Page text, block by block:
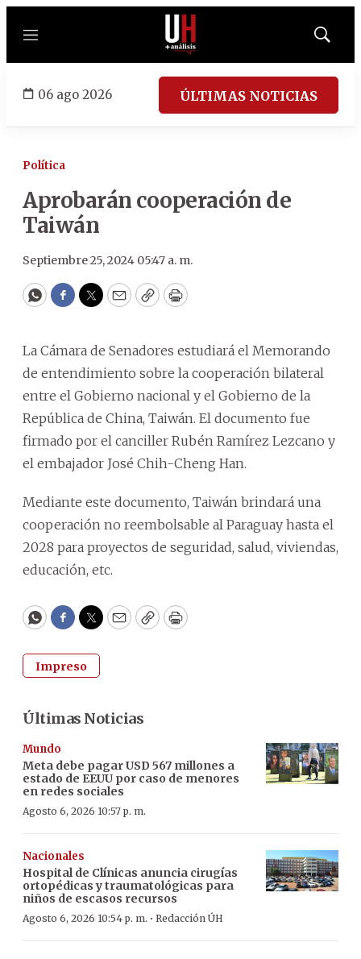
Menú
Mostrar
06 ago 2026 ÚLTIMAS NOTICIAS
Política
Aprobarán cooperación de
Taiwán
Septiembre 25, 2024 05:47 a. m.
WhatsApp
Facebook
Twitter
EmailCopyPrint
La Cámara de Senadores estudiará el Memorando
de entendimiento sobre la cooperación bilateral
entre el Gobierno nacional y el Gobierno de la
República de China, Taiwán. El documento fue
firmado por el canciller Rubén Ramírez Lezcano y
el embajador José Chih-Cheng Han.
Mediante este documento, Taiwán brindará una
cooperación no reembolsable al Paraguay hasta el
2028 para proyectos de seguridad, salud, viviendas,
educación, etc.
WhatsApp
Facebook
Twitter
EmailCopyPrint
Impreso
Últimas Noticias
Mundo
Meta debe pagar USD 567 millones a
estado de EEUU por caso de menores
en redes sociales
Agosto 6, 2026 10:57 p. m.
Nacionales
Hospital de Clínicas anuncia cirugías
ortopédicas y traumatológicas para
niños de escasos recursos
Agosto 6, 2026 10:54 p. m. · Redacción ÚH